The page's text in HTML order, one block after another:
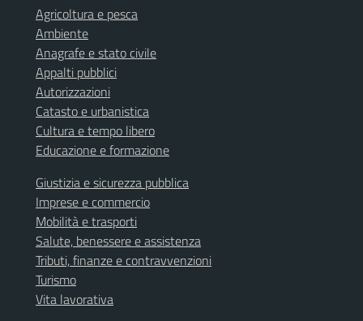
Agricoltura e pesca
Ambiente
Anagrafe e stato civile
Appalti pubblici
Autorizzazioni
Catasto e urbanistica
Cultura e tempo libero
Educazione e formazione
Giustizia e sicurezza pubblica
Imprese e commercio
Mobilità e trasporti
Salute, benessere e assistenza
Tributi, finanze e contravvenzioni
Turismo
Vita lavorativa